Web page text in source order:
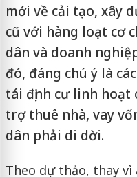
mới về cải tạo, xây
cũ với hàng loạt cơ
dân và doanh
đó, đáng chú ý là
tái định cư linh hoạt
trợ thuê nhà, vay
dân phải di dời.
Theo dự thảo, thay vì